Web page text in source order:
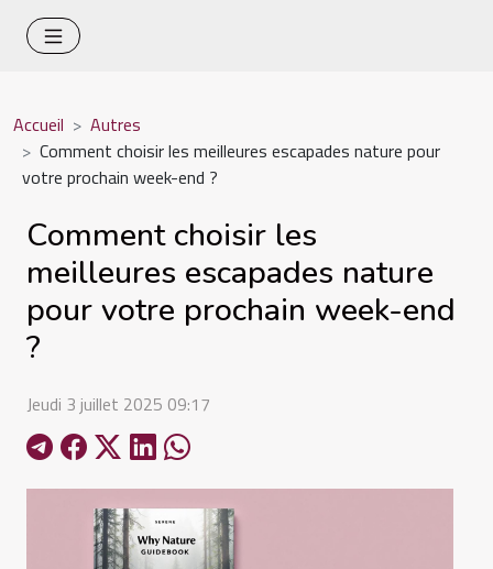
Accueil
Autres
Comment choisir les meilleures escapades nature pour
votre prochain week-end ?
Comment choisir les
meilleures escapades nature
pour votre prochain week-end
?
Jeudi 3 juillet 2025 09:17